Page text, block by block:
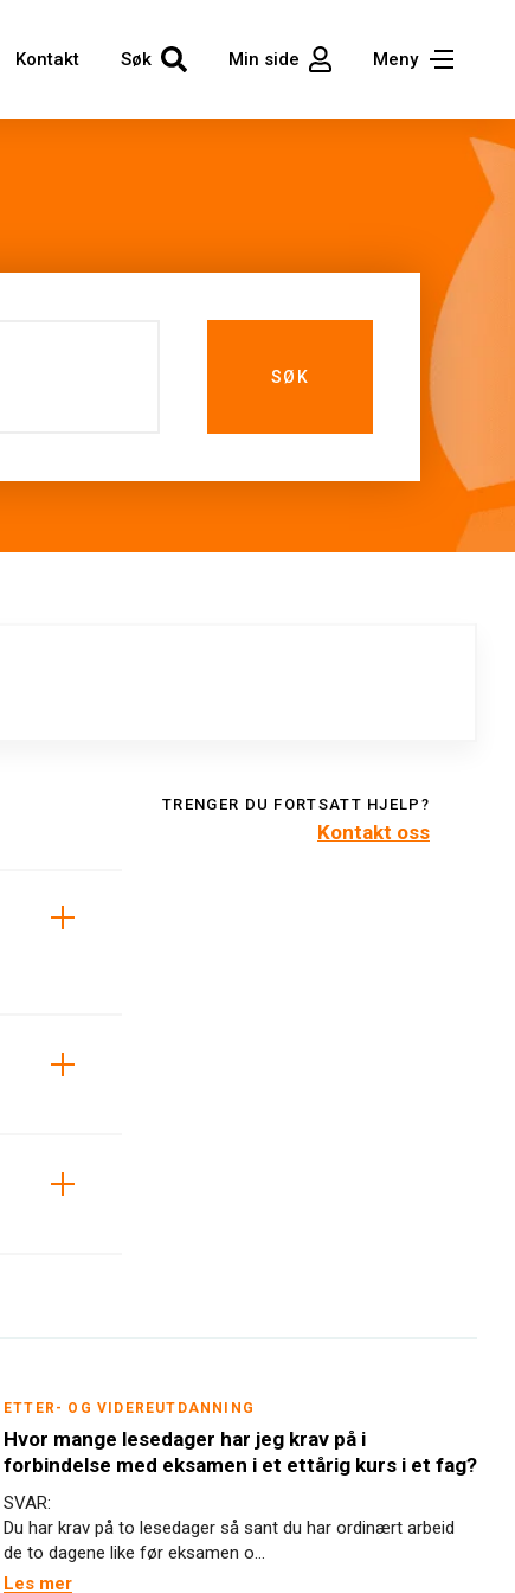
Kontakt Søk Min side Meny
SØK
TRENGER DU FORTSATT HJELP?
Kontakt oss
ETTER- OG VIDEREUTDANNING
Hvor mange lesedager har jeg krav på i
forbindelse med eksamen i et ettårig kurs i et fag?
SVAR:
Du har krav på to lesedager så sant du har ordinært arbeid
de to dagene like før eksamen o...
Les mer